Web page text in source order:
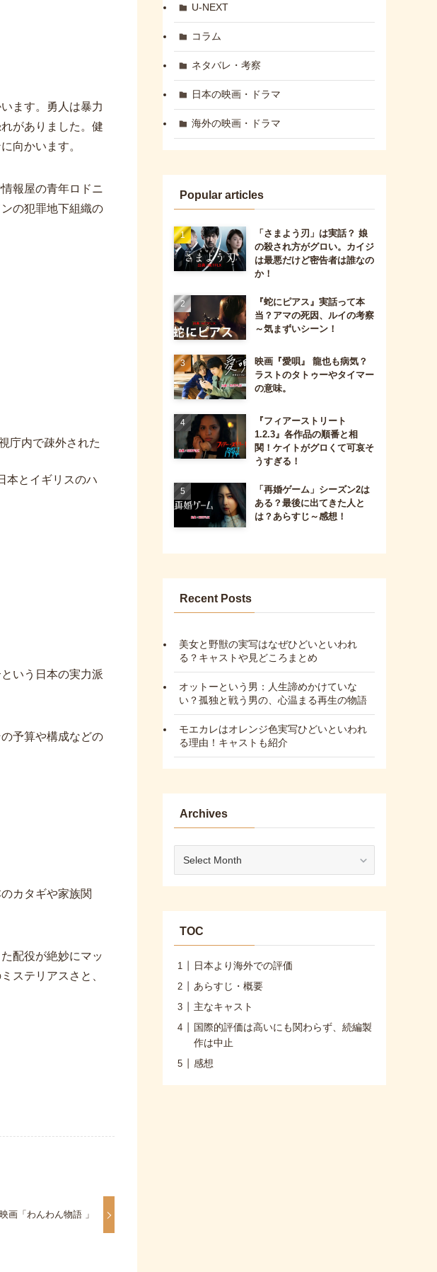
ます。勇人は暴力
がありました。健
向かいます。
報屋の青年ロドニ
の犯罪地下組織の
庁内で疎外された
本とイギリスのハ
いう日本の実力派
予算や構成などの
カタギや家族関
配役が絶妙にマッ
ステリアスさと、
画「わんわん物語 」
U-NEXT
コラム
ネタバレ・考察
日本の映画・ドラマ
海外の映画・ドラマ
Popular articles
「さまよう刃」は実話？ 娘
の殺され方がグロい。カイジ
は最悪だけど密告者は誰なの
か！
『蛇にピアス』実話って本
当？アマの死因、ルイの考察
～気まずいシーン！
映画『愛唄』 龍也も病気？
ラストのタトゥーやタイマー
の意味。
『フィアーストリート
1.2.3』各作品の順番と相
関！ケイトがグロくて可哀そ
うすぎる！
「再婚ゲーム」シーズン2は
ある？最後に出てきた人と
は？あらすじ～感想！
Recent Posts
美女と野獣の実写はなぜひどいといわれ
る？キャストや見どころまとめ
オットーという男：人生諦めかけていな
い？孤独と戦う男の、心温まる再生の物語
モエカレはオレンジ色実写ひどいといわれ
る理由！キャストも紹介
Archives
TOC
日本より海外での評価
あらすじ・概要
主なキャスト
国際的評価は高いにも関わらず、続編製
作は中止
感想